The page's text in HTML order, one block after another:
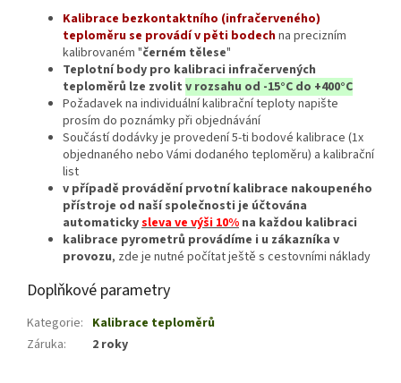
Kalibrace bezkontaktního (infračerveného)
teploměru se provádí v pěti bodechna precizním
kalibrovaném "černém tělese"
Teplotní body pro kalibraci infračervených
teploměrů lze zvolit v rozsahu od -15°C do +400°C
Požadavek na individuální kalibrační teploty napište
prosím do poznámky při objednávání
Součástí dodávky je provedení 5-ti bodové kalibrace (1x
objednaného nebo Vámi dodaného teploměru) a kalibrační
list
v případě provádění prvotní kalibrace nakoupeného
přístroje od naší společnosti je účtována
automatickysleva ve výši 10% na každou kalibraci
kalibrace pyrometrů provádíme i u zákazníka v
provozu, zde je nutné počítat ještě s cestovními náklady
Doplňkové parametry
Kategorie: Kalibrace teploměrů
Záruka: 2 roky